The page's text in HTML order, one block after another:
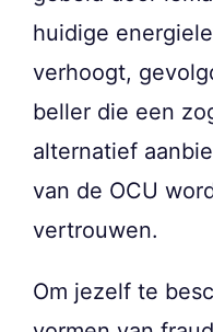
huidige
verhoogt,
beller die een
alternatief
van de OCU
vertrouwen.
Om jezelf te